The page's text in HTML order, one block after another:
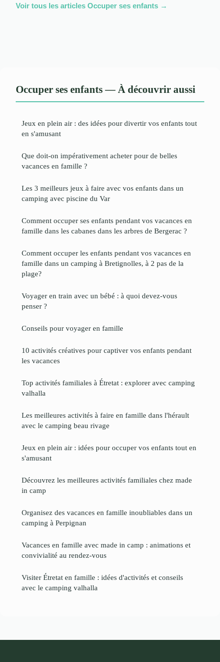
Voir tous les articles Occuper ses enfants →
Occuper ses enfants — À découvrir aussi
Jeux en plein air : des idées pour divertir vos enfants tout
en s'amusant
Que doit-on impérativement acheter pour de belles
vacances en famille ?
Les 3 meilleurs jeux à faire avec vos enfants dans un
camping avec piscine du Var
Comment occuper ses enfants pendant vos vacances en
famille dans les cabanes dans les arbres de Bergerac ?
Comment occuper les enfants pendant vos vacances en
famille dans un camping à Bretignolles, à 2 pas de la
plage?
Voyager en train avec un bébé : à quoi devez-vous
penser ?
Conseils pour voyager en famille
10 activités créatives pour captiver vos enfants pendant
les vacances
Top activités familiales à Étretat : explorer avec camping
valhalla
Les meilleures activités à faire en famille dans l'hérault
avec le camping beau rivage
Jeux en plein air : idées pour occuper vos enfants tout en
s'amusant
Découvrez les meilleures activités familiales chez made
in camp
Organisez des vacances en famille inoubliables dans un
camping à Perpignan
Vacances en famille avec made in camp : animations et
convivialité au rendez-vous
Visiter Étretat en famille : idées d'activités et conseils
avec le camping valhalla